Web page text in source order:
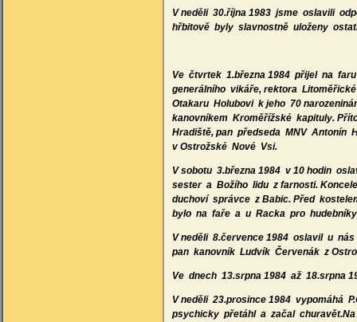
V neděli 30.října 1983 jsme oslavili
hřbitově byly slavnostně uloženy
Ve čtvrtek 1.března 1984 přijel na
generálního vikáře, rektora
Otakaru Holubovi k jeho 70
kanovníkem Kroměřížské kapituly.
Hradiště, pan předseda MNV
v Ostrožské Nové Vsi.
V sobotu 3.března 1984 v 10 hodin
sester a Božího lidu z farnosti.
duchoví správce z Babic. Před
bylo na faře a u Racka pro
V neděli 8.července 1984 oslavil u
pan kanovník Ludvík Červenák z
Ve dnech 13.srpna 1984 až 18.srpna
V neděli 23.prosince 1984 vypomáhá
psychicky přetáhl a začal